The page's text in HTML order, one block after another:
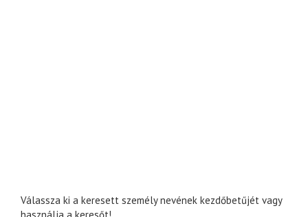
Válassza ki a keresett személy nevének kezdőbetűjét vagy